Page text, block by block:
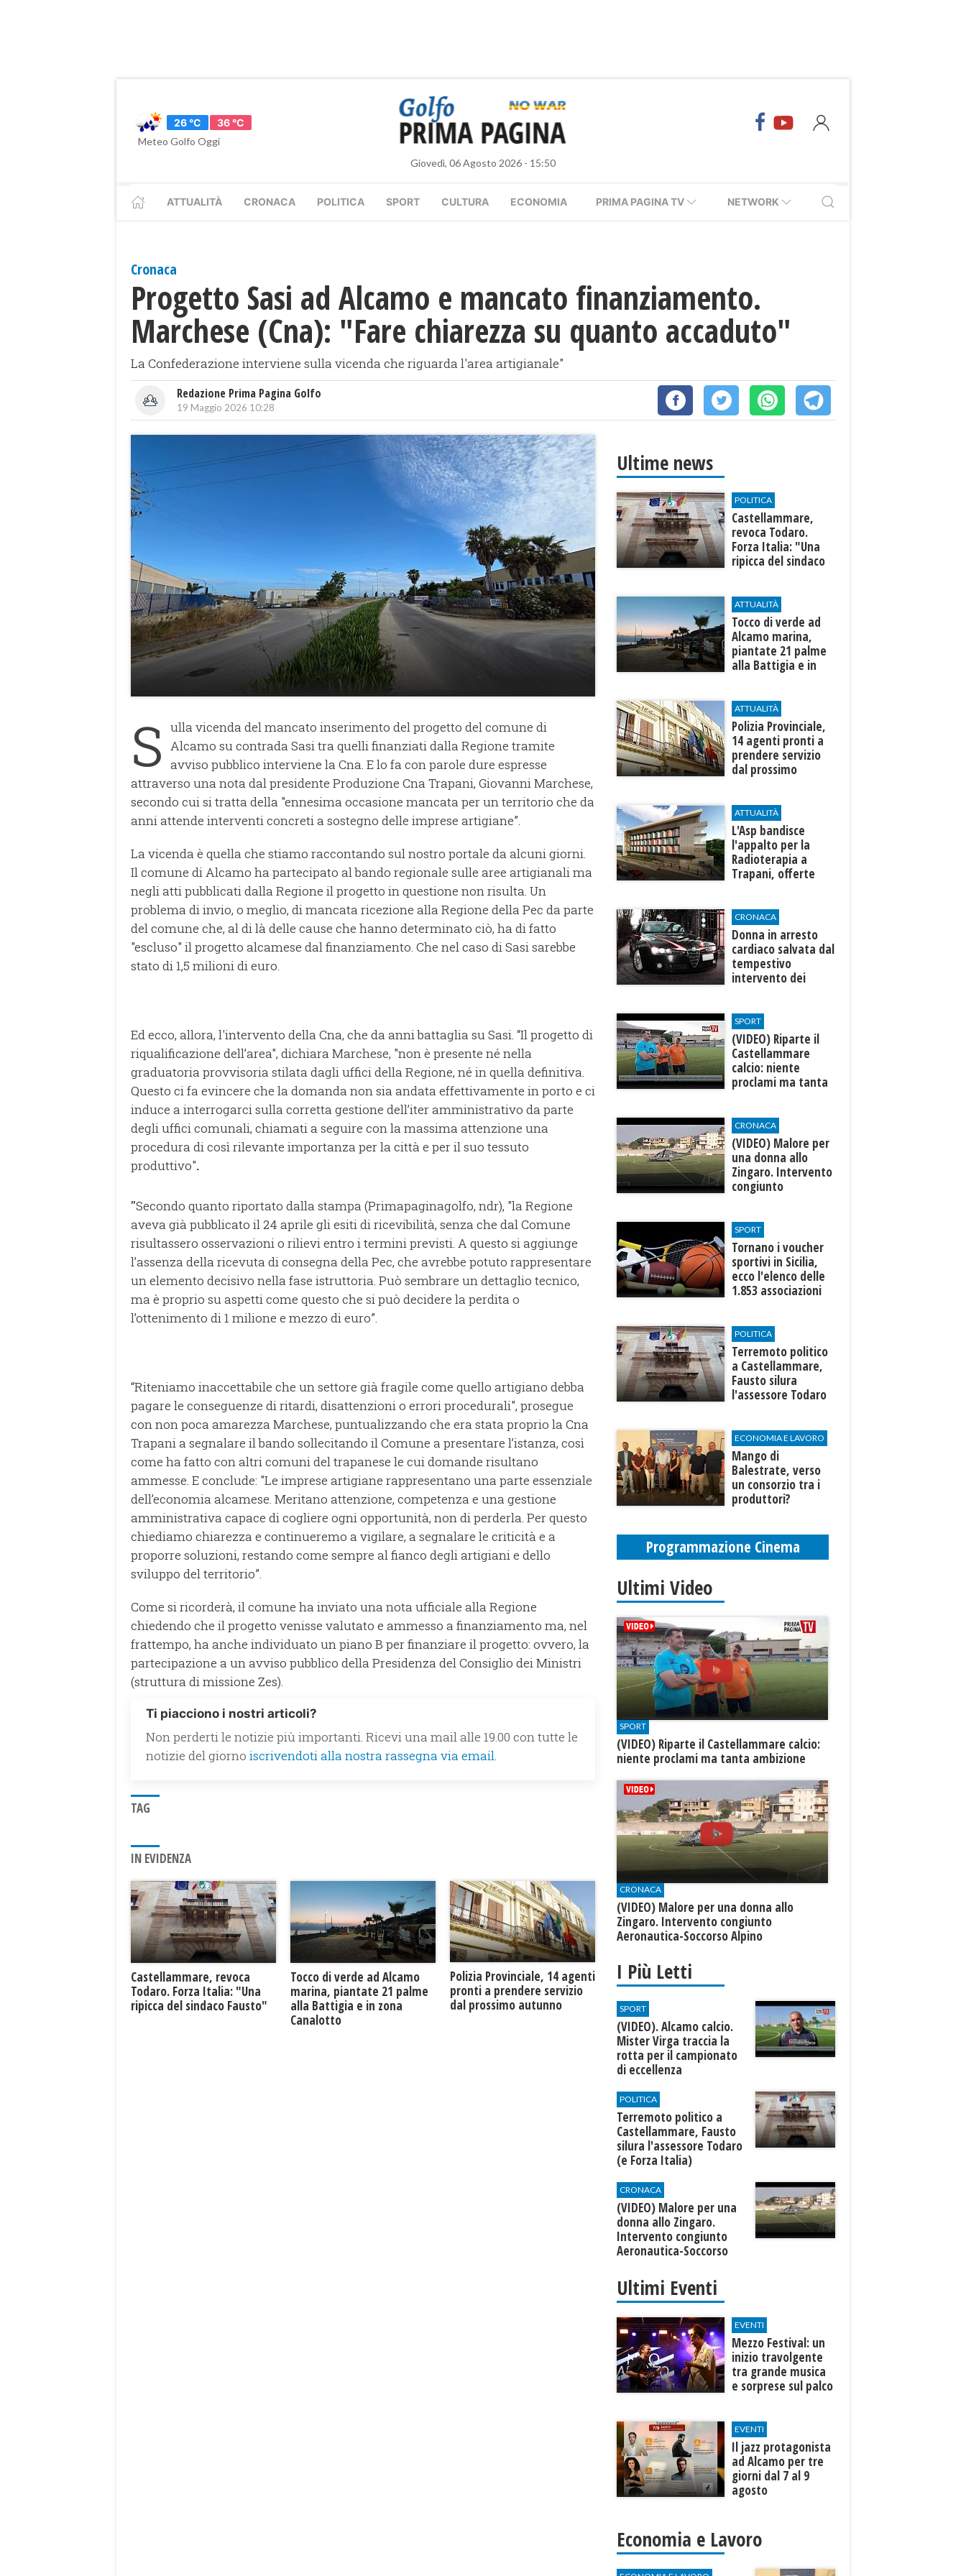
26 °C
36 °C
Meteo Golfo Oggi
Giovedì, 06 Agosto 2026 - 15:50
ATTUALITÀ CRONACA POLITICA SPORT CULTURA ECONOMIA PRIMA PAGINA TV NETWORK
Cronaca
Progetto Sasi ad Alcamo e mancato finanziamento.
Marchese (Cna): "Fare chiarezza su quanto accaduto"
La Confederazione interviene sulla vicenda che riguarda l'area artigianale"
Redazione Prima Pagina Golfo
19 Maggio 2026 10:28
S ulla vicenda del mancato inserimento del progetto del comune di
Alcamo su contrada Sasi tra quelli finanziati dalla Regione tramite
avviso pubblico interviene la Cna. E lo fa con parole dure espresse
attraverso una nota dal presidente Produzione Cna Trapani, Giovanni Marchese,
secondo cui si tratta della "ennesima occasione mancata per un territorio che da
anni attende interventi concreti a sostegno delle imprese artigiane”.
La vicenda è quella che stiamo raccontando sul nostro portale da alcuni giorni.
Il comune di Alcamo ha partecipato al bando regionale sulle aree artigianali ma
negli atti pubblicati dalla Regione il progetto in questione non risulta. Un
problema di invio, o meglio, di mancata ricezione alla Regione della Pec da parte
del comune che, al di là delle cause che hanno determinato ciò, ha di fatto
"escluso" il progetto alcamese dal finanziamento. Che nel caso di Sasi sarebbe
stato di 1,5 milioni di euro.
Ed ecco, allora, l'intervento della Cna, che da anni battaglia su Sasi. “Il progetto di
riqualificazione dell’area", dichiara Marchese, "non è presente né nella
graduatoria provvisoria stilata dagli uffici della Regione, né in quella definitiva.
Questo ci fa evincere che la domanda non sia andata effettivamente in porto e ci
induce a interrogarci sulla corretta gestione dell’iter amministrativo da parte
degli uffici comunali, chiamati a seguire con la massima attenzione una
procedura di così rilevante importanza per la città e per il suo tessuto
produttivo".
"Secondo quanto riportato dalla stampa (Primapaginagolfo, ndr), "la Regione
aveva già pubblicato il 24 aprile gli esiti di ricevibilità, senza che dal Comune
risultassero osservazioni o rilievi entro i termini previsti. A questo si aggiunge
l’assenza della ricevuta di consegna della Pec, che avrebbe potuto rappresentare
un elemento decisivo nella fase istruttoria. Può sembrare un dettaglio tecnico,
ma è proprio su aspetti come questo che si può decidere la perdita o
l’ottenimento di 1 milione e mezzo di euro”.
“Riteniamo inaccettabile che un settore già fragile come quello artigiano debba
pagare le conseguenze di ritardi, disattenzioni o errori procedurali", prosegue
con non poca amarezza Marchese, puntualizzando che era stata proprio la Cna
Trapani a segnalare il bando sollecitando il Comune a presentare l’istanza, così
come ha fatto con altri comuni del trapanese le cui domande risultano
ammesse. E conclude: "Le imprese artigiane rappresentano una parte essenziale
dell’economia alcamese. Meritano attenzione, competenza e una gestione
amministrativa capace di cogliere ogni opportunità, non di perderla. Per questo
chiediamo chiarezza e continueremo a vigilare, a segnalare le criticità e a
proporre soluzioni, restando come sempre al fianco degli artigiani e dello
sviluppo del territorio”.
Come si ricorderà, il comune ha inviato una nota ufficiale alla Regione
chiedendo che il progetto venisse valutato e ammesso a finanziamento ma, nel
frattempo, ha anche individuato un piano B per finanziare il progetto: ovvero, la
partecipazione a un avviso pubblico della Presidenza del Consiglio dei Ministri
(struttura di missione Zes).
Ti piacciono i nostri articoli?
Non perderti le notizie più importanti. Ricevi una mail alle 19.00 con tutte le
notizie del giorno iscrivendoti alla nostra rassegna via email.
TAG
IN EVIDENZA
Castellammare, revoca
Todaro. Forza Italia: "Una
ripicca del sindaco Fausto"
Tocco di verde ad Alcamo
marina, piantate 21 palme
alla Battigia e in zona
Canalotto
​Polizia Provinciale, 14 agenti
pronti a prendere servizio
dal prossimo autunno
Ultime news
POLITICA
Castellammare,
revoca Todaro.
Forza Italia: "Una
ripicca del sindaco
ATTUALITÀ
Tocco di verde ad
Alcamo marina,
piantate 21 palme
alla Battigia e in
ATTUALITÀ
​Polizia Provinciale,
14 agenti pronti a
prendere servizio
dal prossimo
ATTUALITÀ
L'Asp bandisce
l'appalto per la
Radioterapia a
Trapani, offerte
CRONACA
Donna in arresto
cardiaco salvata dal
tempestivo
intervento dei
SPORT
(VIDEO) Riparte il
Castellammare
calcio: niente
proclami ma tanta
CRONACA
(VIDEO) Malore per
una donna allo
Zingaro. Intervento
congiunto
SPORT
Tornano i voucher
sportivi in Sicilia,
ecco l'elenco delle
1.853 associazioni
POLITICA
Terremoto politico
a Castellammare,
Fausto silura
l'assessore Todaro
ECONOMIA E LAVORO
Mango di
Balestrate, verso
un consorzio tra i
produttori?
Programmazione Cinema
Ultimi Video
SPORT
(VIDEO) Riparte il Castellammare calcio:
niente proclami ma tanta ambizione
CRONACA
(VIDEO) Malore per una donna allo
Zingaro. Intervento congiunto
Aeronautica-Soccorso Alpino
I Più Letti
SPORT
(VIDEO). Alcamo calcio.
Mister Virga traccia la
rotta per il campionato
di eccellenza
POLITICA
Terremoto politico a
Castellammare, Fausto
silura l'assessore Todaro
(e Forza Italia)
CRONACA
(VIDEO) Malore per una
donna allo Zingaro.
Intervento congiunto
Aeronautica-Soccorso
Ultimi Eventi
EVENTI
Mezzo Festival: un
inizio travolgente
tra grande musica
e sorprese sul palco
EVENTI
Il jazz protagonista
ad Alcamo per tre
giorni dal 7 al 9
agosto
Economia e Lavoro